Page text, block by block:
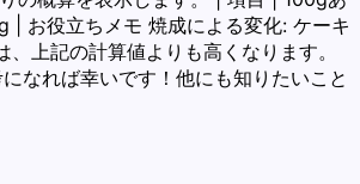
役立ちメモ 焼成による変化: ケーキ
上記の計算値よりも高くなります。
なれば幸いです！他にも知りたいこと